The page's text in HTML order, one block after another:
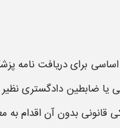
برای دریافت نامه
یا ضابطین دادگستری
قانونی بدون آن اقدام به